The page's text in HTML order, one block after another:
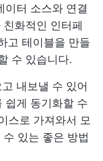
이터 소스와 연결
화적인 인터페
고 테이블을 만들
수 있습니다.
내보낼 수 있어
쉽게 동기화할 수
스로 가져와서 모
있는 좋은 방법